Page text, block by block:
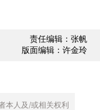
责任编辑：张帆
版面编辑：许金玲
本人及/或相关权利